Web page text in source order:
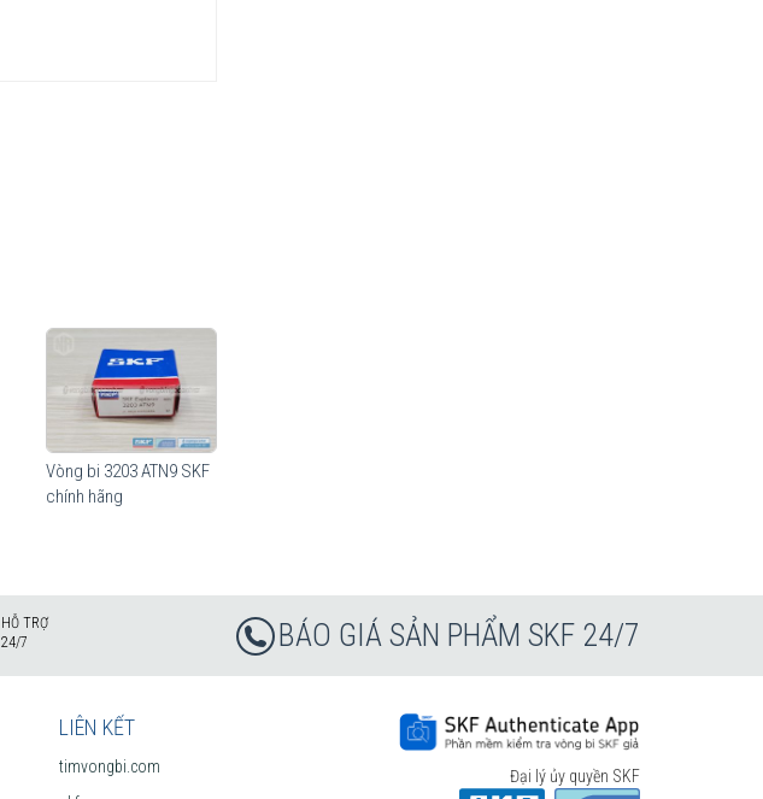
Vòng bi 3203 ATN9 SKF
chính hãng
HỖ TRỢ
24/7
BÁO GIÁ SẢN PHẨM SKF 24/7
LIÊN KẾT
timvongbi.com
Đại lý ủy quyền SKF